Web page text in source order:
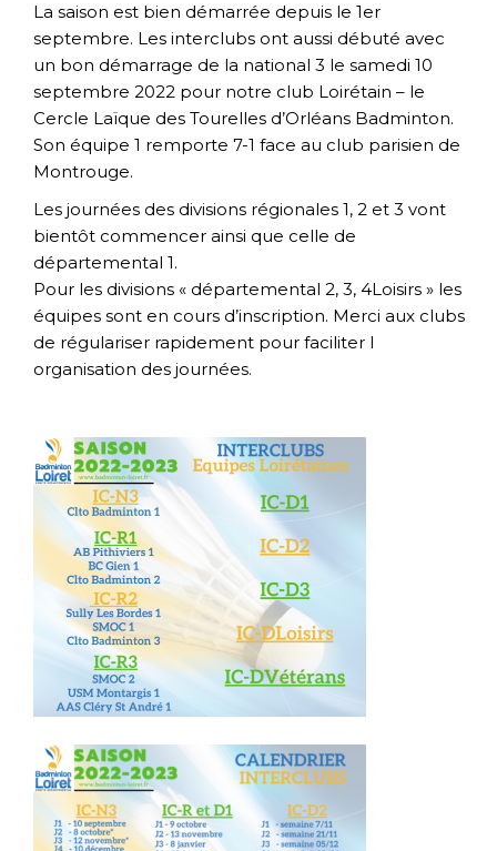
La saison est bien démarrée depuis le 1er
septembre. Les interclubs ont aussi débuté avec
un bon démarrage de la national 3 le samedi 10
septembre 2022 pour notre club Loirétain – le
Cercle Laïque des Tourelles d’Orléans Badminton.
Son équipe 1 remporte 7-1 face au club parisien de
Montrouge.
Les journées des divisions régionales 1, 2 et 3 vont
bientôt commencer ainsi que celle de
départemental 1.
Pour les divisions « départemental 2, 3, 4Loisirs » les
équipes sont en cours d’inscription. Merci aux clubs
de régulariser rapidement pour faciliter l
organisation des journées.